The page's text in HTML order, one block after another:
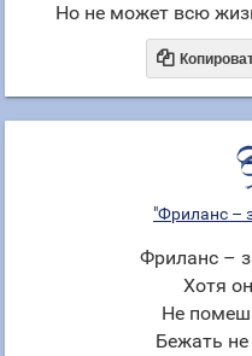
Но не может всю

"Фриланс –
Фриланс –
Хотя
Не
Бежать